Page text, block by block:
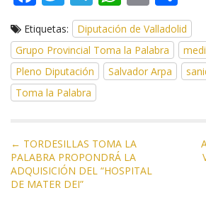
e
b
o
o
w
itt
er
el
e
gr
a
m
h
at
s
A
m
ai
l
o
m
p
ar
Etiquetas:
Diputación de Valladolid
Grupo Provincial Toma la Palabra
Pleno Diputación
Salvador Arpa
Toma la Palabra
N
a
v
← TORDESILLAS TOMA LA
PALABRA PROPONDRÁ LA
ADQUISICIÓN DEL “HOSPITAL
DE MATER DEI”